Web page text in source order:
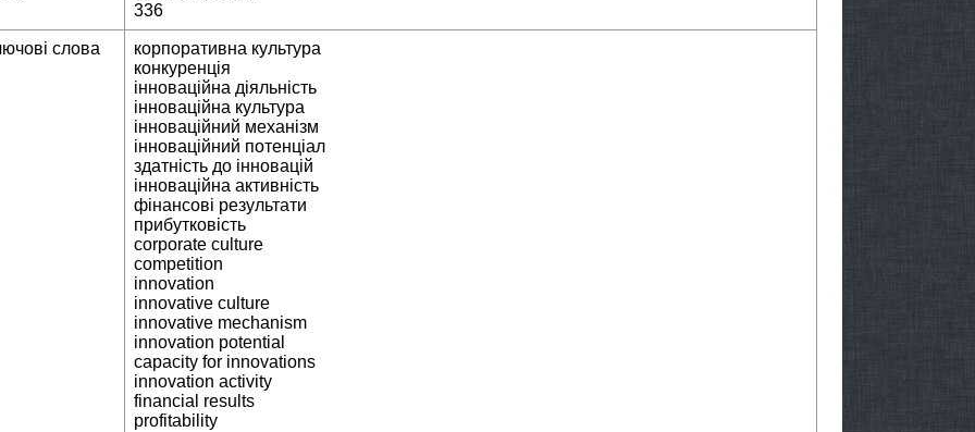
336
слова
корпоративна культура
конкуренція
інноваційна діяльність
інноваційна культура
інноваційний механізм
інноваційний потенціал
здатність до інновацій
інноваційна активність
фінансові результати
прибутковість
corporate culture
competition
innovation
innovative culture
innovative mechanism
innovation potential
capacity for innovations
innovation activity
financial results
profitability